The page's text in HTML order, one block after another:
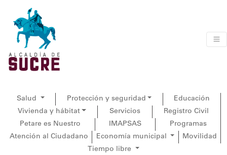
Salud Protección y seguridad
Educación
Vivienda y hábitat
Servicios
Registro Civil
Petare es Nuestro
IMAPSAS
Programas
Atención al Ciudadano
Economía municipal
Movilidad
Tiempo libre